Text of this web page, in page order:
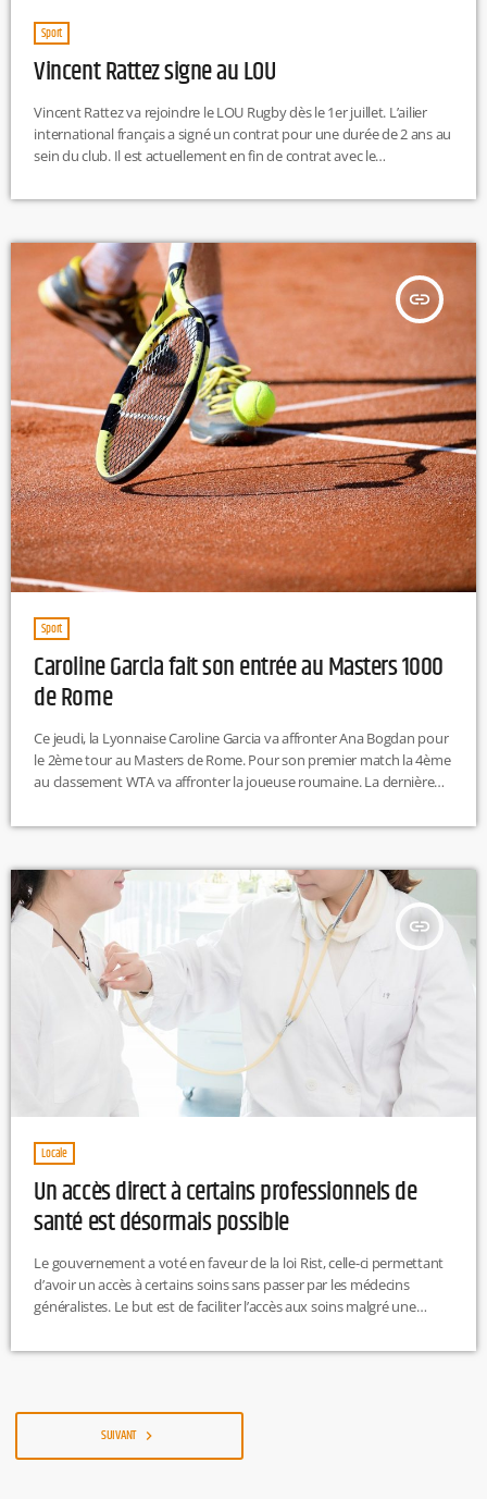
Sport
Vincent Rattez signe au LOU
Vincent Rattez va rejoindre le LOU Rugby dès le 1er juillet. L’ailier
international français a signé un contrat pour une durée de 2 ans au
sein du club. Il est actuellement en fin de contrat avec le
2012, le rugbyman de 31 ans, compte un beau palmarès, avec
équipe, et le TOP 14 la saison dernière. Il compte également […]
insert_link
Sport
Caroline Garcia fait son entrée au Masters 1000
de Rome
Ce jeudi, la Lyonnaise Caroline Garcia va affronter Ana Bogdan pour
le 2ème tour au Masters de Rome. Pour son premier match la 4ème
au classement WTA va affronter la joueuse roumaine. La dernière
2022, Caroline Garcia avait gagné 6-4, 6-1 en Finale. A noter que lors
retrouverons chez les hommes : Alexandre Muller, Arthur Fils,
Arthur Rinderknech, Grégoire Barrère. Il reste encore des […]
insert_link
Locale
Un accès direct à certains professionnels de
santé est désormais possible
Le gouvernement a voté en faveur de la loi Rist, celle-ci permettant
d’avoir un accès à certains soins sans passer par les médecins
généralistes. Le but est de faciliter l’accès aux soins malgré une
les ordonnances pour les pathologies chroniques, si le médecin
infirmiers (les IPA, infermières en pratique avancé), les
kinésithérapeutes […]
SUIVANT navigate_next